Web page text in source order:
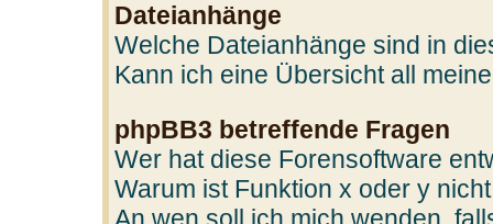
Dateianhänge
Welche Dateianhänge sind in
Kann ich eine Übersicht all
phpBB3 betreffende Fragen
Wer hat diese Forensoftware
Warum ist Funktion x oder y